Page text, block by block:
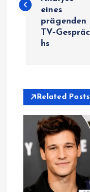
s
v
g
eines
prägenden
TV‑Gespräc
hs
Related Posts